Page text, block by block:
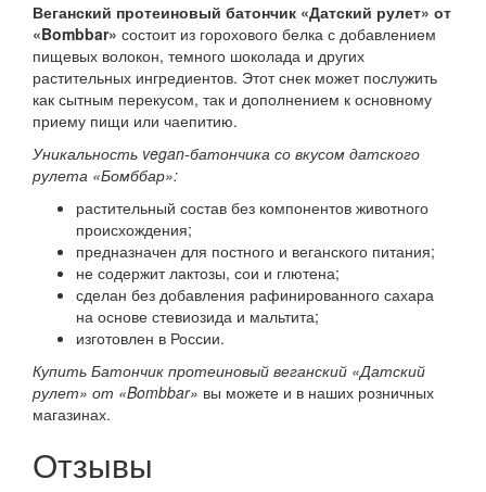
Веганский протеиновый батончик «Датский рулет» от
«Bombbar» состоит из горохового белка с добавлением
пищевых волокон, темного шоколада и других
растительных ингредиентов. Этот снек может послужить
как сытным перекусом, так и дополнением к основному
приему пищи или чаепитию.
Уникальность vegan-батончика со вкусом датского
рулета «Бомббар»:
растительный состав без компонентов животного
происхождения;
предназначен для постного и веганского питания;
не содержит лактозы, сои и глютена;
сделан без добавления рафинированного сахара
на основе стевиозида и мальтита;
изготовлен в России.
Купить Батончик протеиновый веганский «Датский
рулет» от «Bombbar» вы можете и в наших розничных
магазинах.
Отзывы